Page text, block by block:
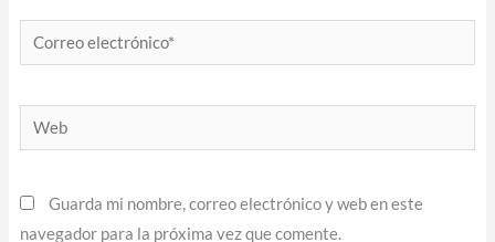
Correo
electrónico*
Web
Guarda mi nombre, correo electrónico y web en este
navegador para la próxima vez que comente.